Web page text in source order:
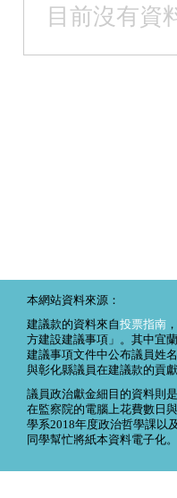
目前沒有資
本網站資料來源：
建議款的資料來自投票指南
方建設建議事項」。其中宜
建議事項文件中公布議員姓
與彰化縣議員在建議款的貢獻
議員政治獻金細目的資料則
在監察院的電腦上花費數日
學系2018年度政治哲學課以
同學幫忙將紙本資料電子化。